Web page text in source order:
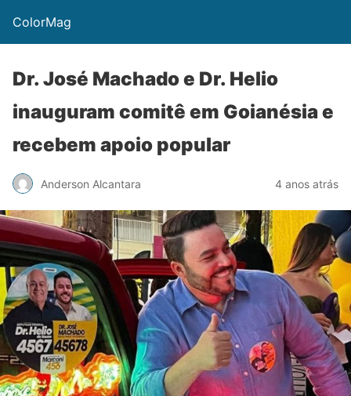
ColorMag
Dr. José Machado e Dr. Helio
inauguram comitê em Goianésia e
recebem apoio popular
Anderson Alcantara 4 anos atrás